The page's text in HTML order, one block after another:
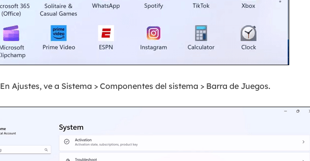
En Ajustes, ve a Sistema > Componentes del sistema > Barra de Juegos.